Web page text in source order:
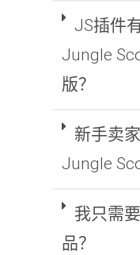
JS插件
Jungle
版？
新手卖
Jungle
我只需
品？